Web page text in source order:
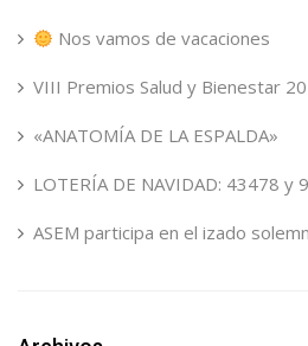
Nos vamos de vacaciones
VIII Premios Salud y Bienestar
«ANATOMÍA DE LA ESPALDA»
LOTERÍA DE NAVIDAD: 43478 y
ASEM participa en el izado